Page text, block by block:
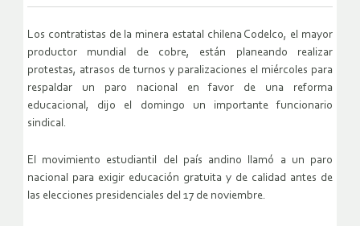
Los contratistas de la minera estatal chilena Codelco, el mayor
productor mundial de cobre, están planeando realizar
protestas, atrasos de turnos y paralizaciones el miércoles para
respaldar un paro nacional en favor de una reforma
educacional, dijo el domingo un importante funcionario
sindical.
El movimiento estudiantil del país andino llamó a un paro
nacional para exigir educación gratuita y de calidad antes de
las elecciones presidenciales del 17 de noviembre.